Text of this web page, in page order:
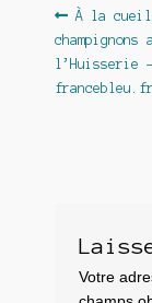
de
l’article
Article
précédent
À la
champignons
l’Huisserie
francebleu.fr
Votre